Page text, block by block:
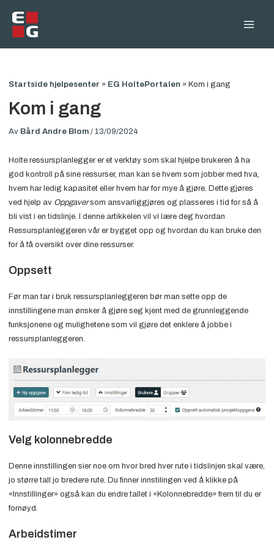
rett
innholdet
Startside hjelpesenter » EG HoltePortalen » Kom i gang
Kom i gang
Av Bård Andre Blom / 13/09/2024
Holte ressursplanlegger er et verktøy som skal hjelpe brukeren å ha
god kontroll på sine ressurser, man kan se hvem som jobber med hva,
hvem har ledig kapasitet eller hvem har for mye å gjøre. Dette gjøres
ved hjelp av Oppgaversom ansvarliggjøres og plasseres i tid for så å
bli vist i en tidslinje. I denne artikkelen vil vi lære deg hvordan
Ressursplanleggeren vår er bygget opp og hvordan du kan bruke den
for å få oversikt over dine ressurser.
Oppsett
Før man tar i bruk ressursplanleggeren bør man sette opp de
innstillingene man ønsker å gjøre seg kjent med de grunnleggende
funksjonene og mulighetene som vil gjøre det enklere å jobbe i
ressursplanleggeren.
Velg kolonnebredde
Denne innstillingen sier noe om hvor bred hver rute i tidslinjen skal være,
jo større tall jo bredere rute. Du finner innstilingen ved å klikke på
«Innstillinger» også kan du endre tallet i «Kolonnebredde» frem til du er
fornøyd.
Arbeidstimer